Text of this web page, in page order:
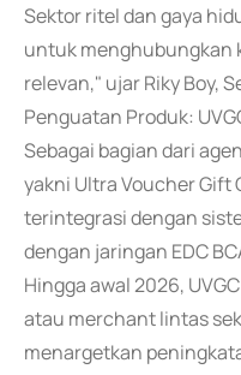
Sektor ritel dan gaya
untuk menghubungkan
relevan," ujar Riky Boy,
Penguatan Produk:
Sebagai bagian dari
yakni Ultra Voucher Gift
terintegrasi dengan
dengan jaringan EDC
Hingga awal 2026,
atau merchant lintas
menargetkan